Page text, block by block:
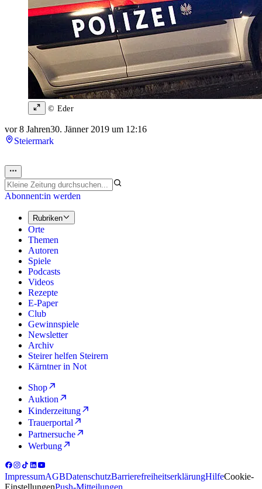
© Eder
vor 8 Jahren30. Jänner 2019 um 12:16
Steiermark
Abonnent:in werden
Rubriken
Orte
Themen
Autoren
Spiele
Podcasts
Videos
Rezepte
E-Paper
Club
Gewinnspiele
Newsletter
Archiv
Steirer helfen Steirern
Kärntner in Not
Shop
Auktion
Kinderzeitung
Trauerportal
Partnersuche
Werbung
ImpressumAGBDatenschutzBarrierefreiheitserklärungHilfeCookie-
EinstellungenPush-Mitteilungen